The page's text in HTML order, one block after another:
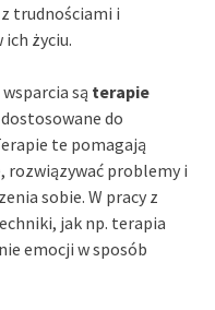
trudnościami i
życiu.
są terapie
do
te pomagają
rozwiązywać problemy i
sobie. W pracy z
jak np. terapia
emocji w sposób